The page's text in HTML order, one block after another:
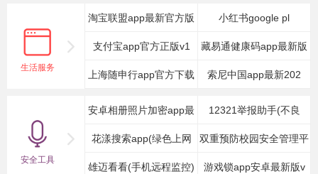
生活服务
淘宝联盟app最新官方版 小红书google pl
支付宝app官方正版v1 藏易通健康码app最新版
上海随申行app官方下载 索尼中国app最新202
安全工具
安卓相册照片加密app最 12321举报助手(不良
花漾搜索app(绿色上网 双重预防校园安全管理平
台
雄迈看看(手机远程监控) 游戏锁app安卓最新版v